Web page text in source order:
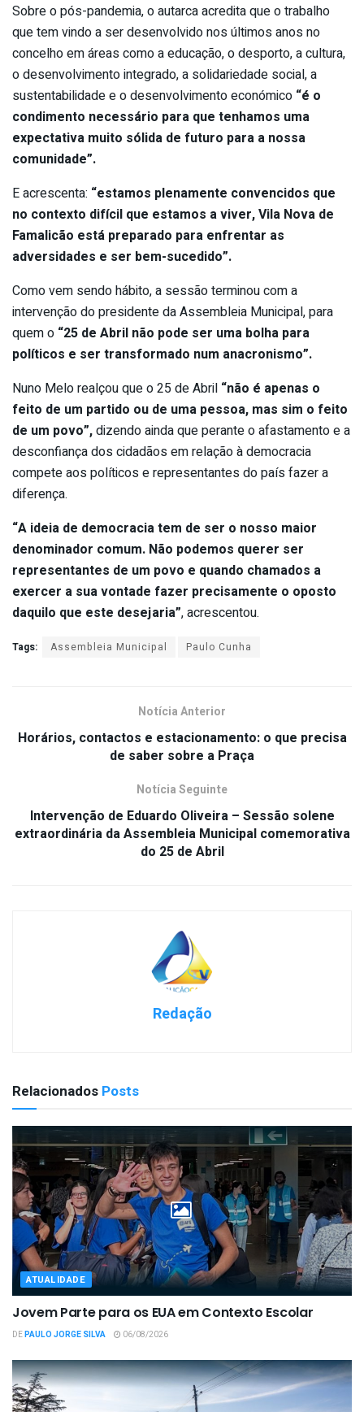
Sobre o pós-pandemia, o autarca acredita que o trabalho
que tem vindo a ser desenvolvido nos últimos anos no
concelho em áreas como a educação, o desporto, a cultura,
o desenvolvimento integrado, a solidariedade social, a
sustentabilidade e o desenvolvimento económico “é o
condimento necessário para que tenhamos uma
expectativa muito sólida de futuro para a nossa
comunidade”.
E acrescenta: “estamos plenamente convencidos que
no contexto difícil que estamos a viver, Vila Nova de
Famalicão está preparado para enfrentar as
adversidades e ser bem-sucedido”.
Como vem sendo hábito, a sessão terminou com a
intervenção do presidente da Assembleia Municipal, para
quem o “25 de Abril não pode ser uma bolha para
políticos e ser transformado num anacronismo”.
Nuno Melo realçou que o 25 de Abril “não é apenas o
feito de um partido ou de uma pessoa, mas sim o feito
de um povo”,dizendo ainda queperante o afastamento e a
desconfiança dos cidadãos em relação à democracia
compete aos políticos e representantes do país fazer a
diferença.
“A ideia de democracia tem de ser o nosso maior
denominador comum. Não podemos querer ser
representantes de um povo e quando chamados a
exercer a sua vontade fazer precisamente o oposto
daquilo que este desejaria”, acrescentou.
Tags: Assembleia Municipal Paulo Cunha
Notícia Anterior
Horários, contactos e estacionamento: o que precisa
de saber sobre a Praça
Notícia Seguinte
Intervenção de Eduardo Oliveira – Sessão solene
extraordinária da Assembleia Municipal comemorativa
do 25 de Abril
Redação
Relacionados Posts
ATUALIDADE
Jovem Parte para os EUA em Contexto Escolar
DEPAULO JORGE SILVA 06/08/2026